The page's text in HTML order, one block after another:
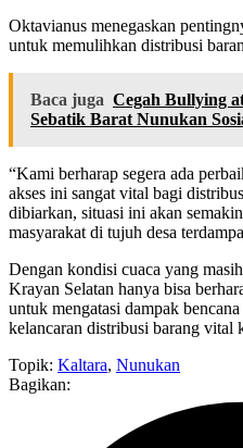
Oktavianus menegaskan
untuk memulihkan distribusi
Baca juga Cegah Bullying
Sebatik Barat Nunukan
“Kami berharap segera ada
akses ini sangat vital bagi
dibiarkan, situasi ini akan
masyarakat di tujuh desa
Dengan kondisi cuaca yang
Krayan Selatan hanya bisa
untuk mengatasi dampak
kelancaran distribusi barang vital
Topik: Kaltara, Nunukan
Bagikan: